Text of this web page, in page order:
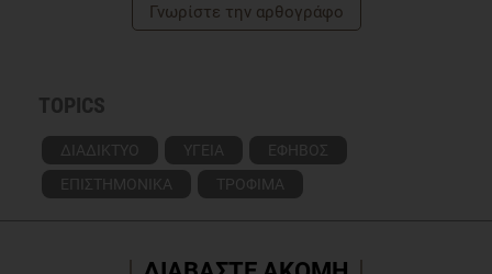
Γνωρίστε την αρθογράφο
TOPICS
ΔΙΑΔΙΚΤΥΟ ΥΓΕΙΑ
ΕΦΗΒΟΣ
ΕΠΙΣΤΗΜΟΝΙΚΑ
ΤΡΟΦΙΜΑ